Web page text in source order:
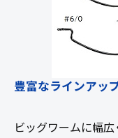
豊富なラインアッ
ビッグワームに幅